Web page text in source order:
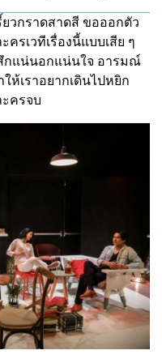
ยวกราดสาดสี ขอออกตัว
ครเวทีเรื่องนี้แบบเสีย ๆ
กแน่นอกแน่นใจ อารมณ์
ห้เราอยากเดินไปหยิก
ครจบ